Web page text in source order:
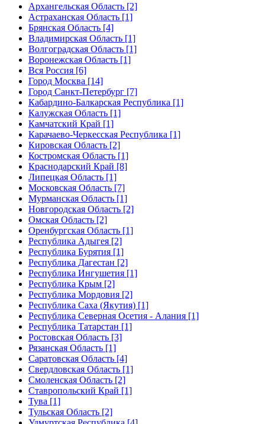
Архангельская Область [2]
Астраханская Область [1]
Брянская Область [4]
Владимирская Область [1]
Волгоградская Область [1]
Воронежская Область [1]
Вся Россия [6]
Город Москва [14]
Город Санкт-Петербург [7]
Кабардино-Балкарская Республика [1]
Калужская Область [1]
Камчатский Край [1]
Карачаево-Черкесская Республика [1]
Кировская Область [2]
Костромская Область [1]
Краснодарский Край [8]
Липецкая Область [1]
Московская Область [7]
Мурманская Область [1]
Новгородская Область [2]
Омская Область [2]
Оренбургская Область [1]
Республика Адыгея [2]
Республика Бурятия [1]
Республика Дагестан [2]
Республика Ингушетия [1]
Республика Крым [2]
Республика Мордовия [2]
Республика Саха (Якутия) [1]
Республика Северная Осетия - Алания [1]
Республика Татарстан [1]
Ростовская Область [3]
Рязанская Область [1]
Саратовская Область [4]
Свердловская Область [1]
Смоленская Область [2]
Ставропольский Край [1]
Тува [1]
Тульская Область [2]